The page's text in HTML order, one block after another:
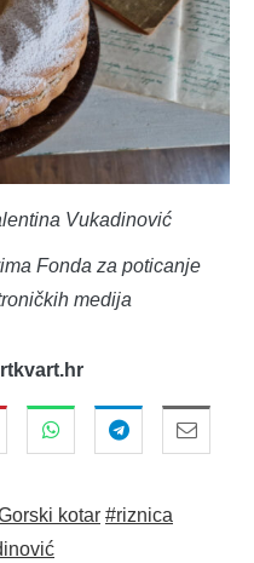
Vukadinović
Fonda za poticanje
medija
kotar #riznica